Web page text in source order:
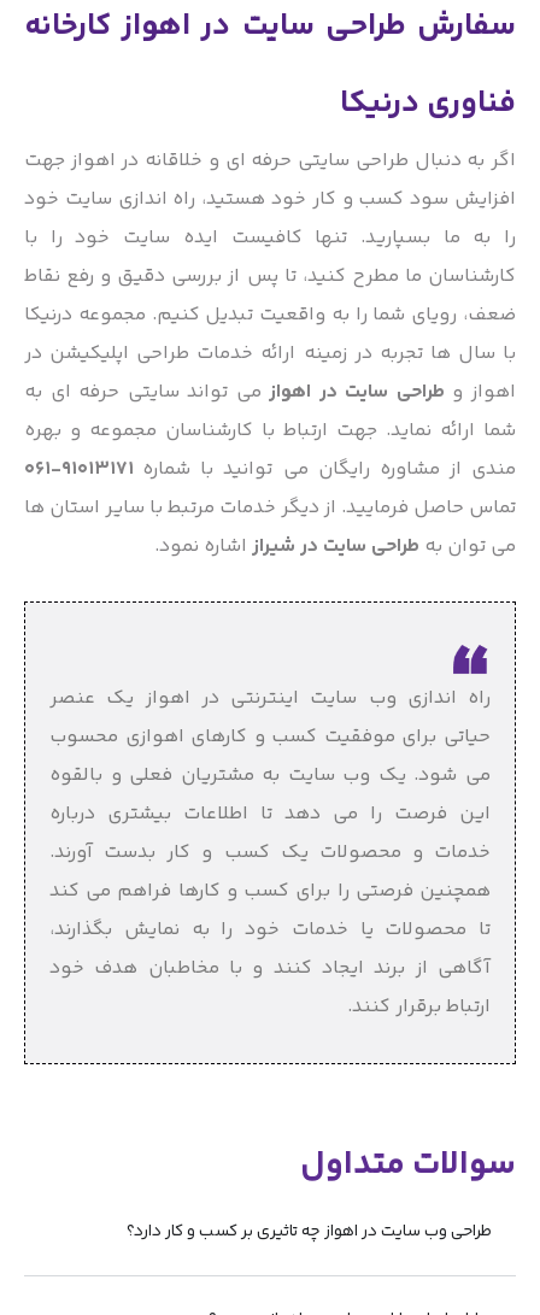
سفارش طراحی سایت در اهواز کارخانه
فناوری درنیکا
اگر به دنبال طراحی سایتی حرفه ای و خلاقانه در اهواز جهت
افزایش سود کسب و کار خود هستید، راه اندازی سایت خود
را به ما بسپارید. تنها کافیست ایده سایت خود را با
کارشناسان ما مطرح کنید، تا پس از بررسی دقیق و رفع نقاط
ضعف، رویای شما را به واقعیت تبدیل کنیم. مجموعه درنیکا
با سال ها تجربه در زمینه ارائه خدماتطراحی اپلیکیشن در
اهوازوطراحی سایت در اهوازمی تواند سایتی حرفه ای به
شما ارائه نماید. جهت ارتباط با کارشناسان مجموعه و بهره
مندی از مشاوره رایگان می توانید با شماره91013171-061
تماس حاصل فرمایید. از دیگر خدمات مرتبط با سایر استان ها
می توان بهطراحی سایت در شیرازاشاره نمود.
راه اندازی وب سایت اینترنتی در اهواز یک عنصر
حیاتی برای موفقیت کسب و کارهای اهوازی محسوب
می شود. یک وب سایت به مشتریان فعلی و بالقوه
این فرصت را می دهد تا اطلاعات بیشتری درباره
خدمات و محصولات یک کسب و کار بدست آورند.
همچنین فرصتی را برای کسب و کارها فراهم می کند
تا محصولات یا خدمات خود را به نمایش بگذارند،
آگاهی از برند ایجاد کنند و با مخاطبان هدف خود
ارتباط برقرار کنند.
سوالات متداول
طراحی وب سایت در اهواز چه تاثیری بر کسب و کار دارد؟